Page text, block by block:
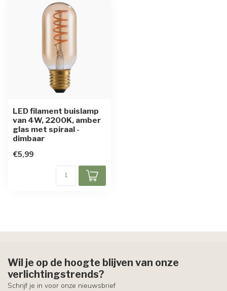
LED filament buislamp
van 4W, 2200K, amber
glas met spiraal -
dimbaar
€5,99
Wil je op de hoogte blijven van onze
verlichtingstrends?
Schrijf je in voor onze nieuwsbrief